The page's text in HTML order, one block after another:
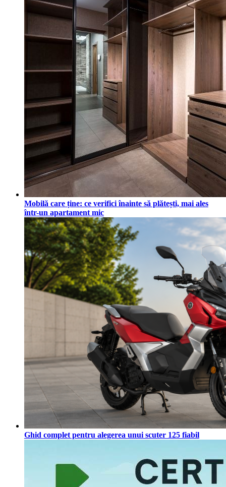
Mobilă care ține: ce verifici înainte să plătești, mai ales
într-un apartament mic
Ghid complet pentru alegerea unui scuter 125 fiabil